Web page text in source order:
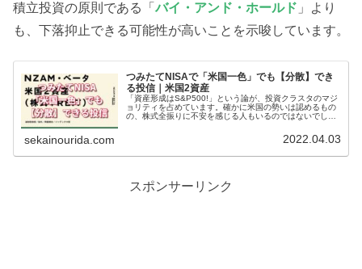
積立投資の原則である「バイ・アンド・ホールド 」より
も、下落抑止できる可能性が高いことを示唆しています。
つみたてNISAで「米国一色」でも【分散】でき
る投信｜米国2資産
「資産形成はS&P500!」という論が、投資クラスタのマジ
ョリティを占めています。確かに米国の勢いは認めるもの
の、株式全振りに不安を感じる人もいるのではないでしょ
【つみたてNISA】対象の投信がありました!
sekainourida.com 2022.04.03
スポンサーリンク